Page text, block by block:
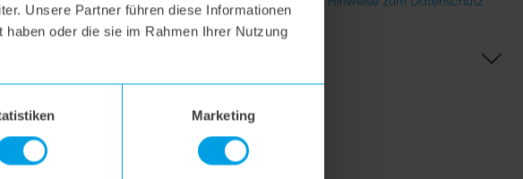
Unsere Partner führen diese Informationen
oder die sie im Rahmen Ihrer Nutzung
Marketing